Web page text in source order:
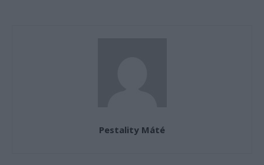
Pestality Máté